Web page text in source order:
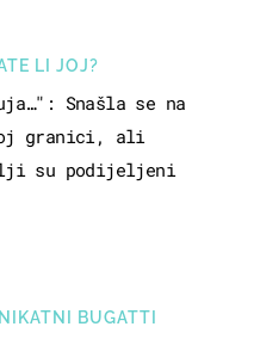
LI JOJ?
Snašla se na
granici, ali
su podijeljeni
BUGATTI